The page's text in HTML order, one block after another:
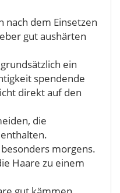
nach dem Einsetzen
gut aushärten
ein
spendende
direkt auf den
die
morgens.
Haare zu einem